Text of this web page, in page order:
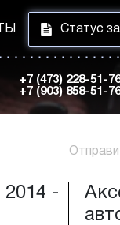
i Статус
+7 (473) 228-51-76
+7 (903) 858-51-76
-